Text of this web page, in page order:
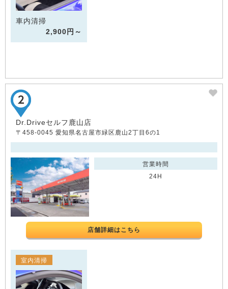
車内清掃
2,900円～
Dr.Driveセルフ鹿山店
〒458-0045 愛知県名古屋市緑区鹿山2丁目6の1
営業時間
24H
店舗詳細はこちら
室内清掃